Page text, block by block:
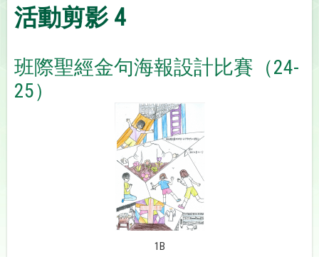
活動剪影 4
班際聖經金句海報設計比賽（24-
25）
1B